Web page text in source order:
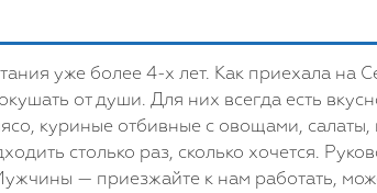
уже более 4-х лет. Как приехала на
от души. Для них всегда есть
куриные отбивные с овощами, салаты,
столько раз, сколько хочется.
— приезжайте к нам работать,